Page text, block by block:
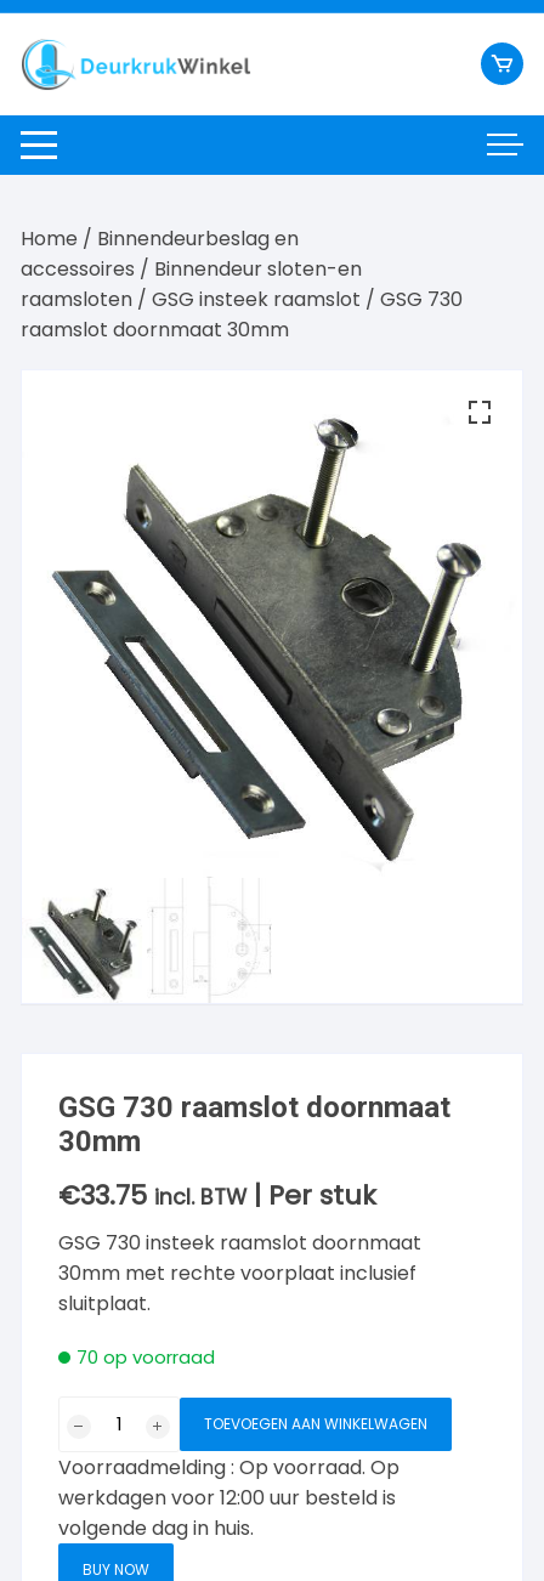
Ga
naar
inhoud
Home / Binnendeurbeslag en
accessoires / Binnendeur sloten-en
raamsloten /GSG insteek raamslot / GSG 730
raamslot doornmaat 30mm
GSG 730 raamslot doornmaat
30mm
€33.75 incl. BTW | Per stuk
GSG 730 insteek raamslot doornmaat
30mm met rechte voorplaat inclusief
sluitplaat.
70 op voorraad
raamslot
doornmaat
30mm
TOEVOEGEN AAN WINKELWAGEN
Voorraadmelding : Op voorraad. Op
werkdagen voor 12:00 uur besteld is
volgende dag in huis.
BUY NOW